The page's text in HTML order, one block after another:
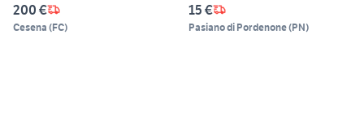
200 €
Cesena (FC)
15 €
Pasiano di Pordenone(PN)